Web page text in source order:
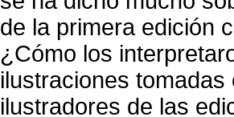
de la primera edición
¿Cómo los
ilustraciones
ilustradores de las